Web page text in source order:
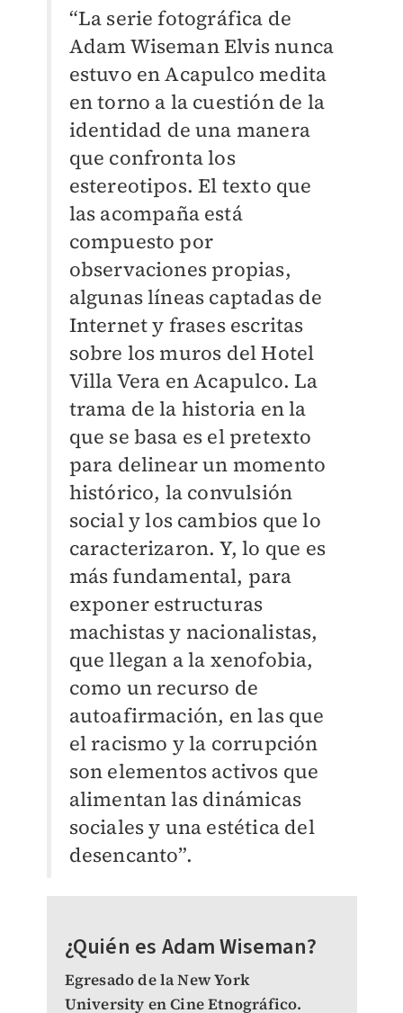
“La serie fotográfica de
Adam Wiseman Elvis nunca
estuvo en Acapulco medita
en torno a la cuestión de la
identidad de una manera
que confronta los
estereotipos. El texto que
las acompaña está
compuesto por
observaciones propias,
algunas líneas captadas de
Internet y frases escritas
sobre los muros del Hotel
Villa Vera en Acapulco. La
trama de la historia en la
que se basa es el pretexto
para delinear un momento
histórico, la convulsión
social y los cambios que lo
caracterizaron. Y, lo que es
más fundamental, para
exponer estructuras
machistas y nacionalistas,
que llegan a la xenofobia,
como un recurso de
autoafirmación, en las que
el racismo y la corrupción
son elementos activos que
alimentan las dinámicas
sociales y una estética del
desencanto”.
¿Quién es Adam Wiseman?
Egresado de la New York
University en Cine Etnográfico.